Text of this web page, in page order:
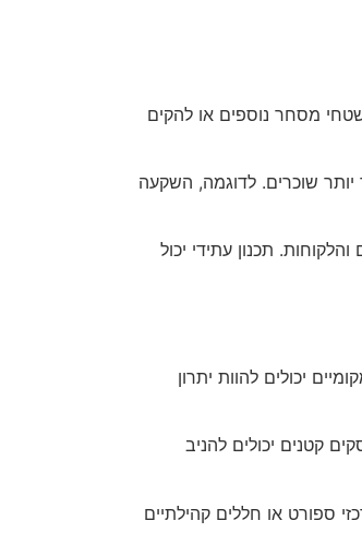
מסחר נוספים או להקים
יותר שוכרים. לדוגמה, השקעה
תכנון עתידי יכול
יכולים להוות יתרון
קטנים יכולים להניב
ספורט או חללים קהילתיים